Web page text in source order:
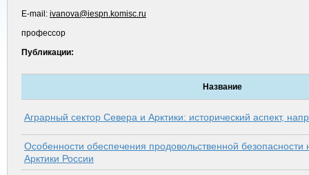
E-mail: ivanova@iespn.komisc.ru
профессор
Публикации:
Название
Аграрный сектор Севера и Арктики: исторический аспект,
Особенности обеспечения продовольственной
Арктики России